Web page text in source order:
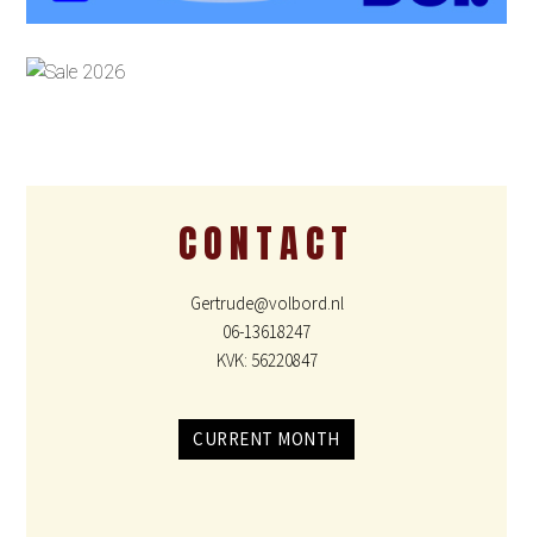
CONTACT
Gertrude@volbord.nl
06-13618247
KVK: 56220847
CURRENT MONTH